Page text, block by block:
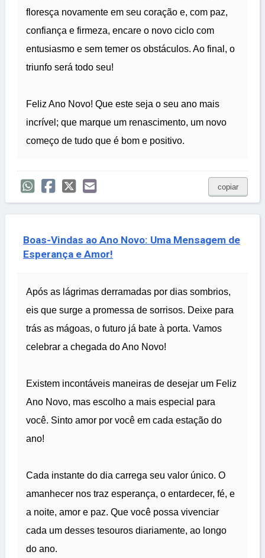
floresça novamente em seu coração e, com paz,
confiança e firmeza, encare o novo ciclo com
entusiasmo e sem temer os obstáculos. Ao final, o
triunfo será todo seu!
Feliz Ano Novo! Que este seja o seu ano mais
incrível; que marque um renascimento, um novo
começo de tudo que é bom e positivo.
copiar
Boas-Vindas ao Ano Novo: Uma Mensagem de
Esperança e Amor!
Após as lágrimas derramadas por dias sombrios,
eis que surge a promessa de sorrisos. Deixe para
trás as mágoas, o futuro já bate à porta. Vamos
celebrar a chegada do Ano Novo!
Existem incontáveis maneiras de desejar um Feliz
Ano Novo, mas escolho a mais especial para
você. Sinto amor por você em cada estação do
ano!
Cada instante do dia carrega seu valor único. O
amanhecer nos traz esperança, o entardecer, fé, e
a noite, amor e paz. Que você possa vivenciar
cada um desses tesouros diariamente, ao longo
do ano.